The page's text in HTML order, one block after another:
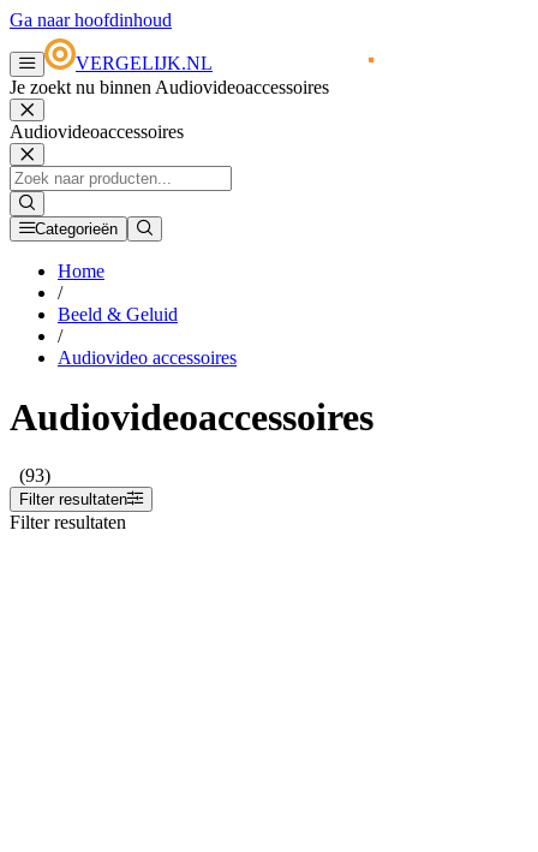
Ga naar hoofdinhoud
VERGELIJK.NL
Je zoekt nu binnen Audiovideoaccessoires
Audiovideoaccessoires
Categorieën
Home
/
Beeld & Geluid
/
Audiovideo accessoires
Audiovideoaccessoires
(93)
Filter resultaten
Filter resultaten